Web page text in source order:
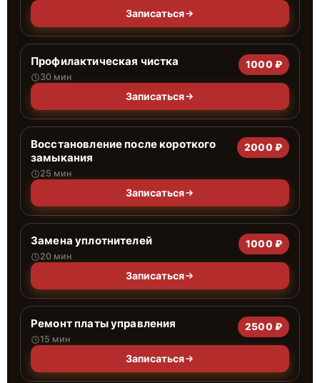
Записаться
Профилактическая чистка
30 мин
1000 ₽
Записаться
Восстановление после короткого
замыкания
25 мин
2000 ₽
Записаться
Замена уплотнителей
20 мин
1000 ₽
Записаться
Ремонт платы управления
15 мин
2500 ₽
Записаться